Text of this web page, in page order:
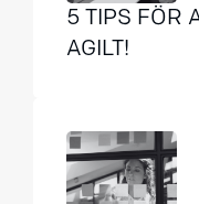
5 TIPS FÖR
AGILT!